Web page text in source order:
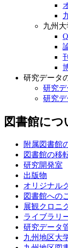
九州大
研究データ
研究
研究
図書館につ
附属図書館
図書館の移
研究開発室
出版物
オリジナル
図書館への
展観クロニ
ライブラリ
研究データ
九州地区大